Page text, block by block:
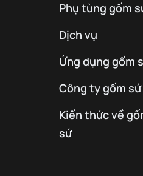
Phụ tùng gốm
Dịch vụ
Ứng dụng gốm
Công ty gốm sứ
Kiến thức về
sứ